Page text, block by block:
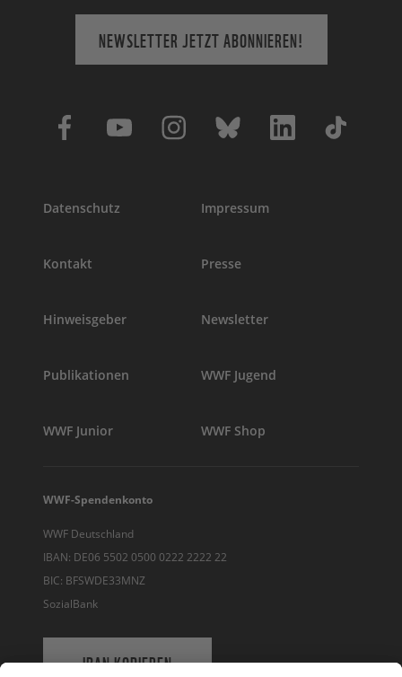
NEWSLETTER JETZT ABONNIEREN!
Datenschutz Impressum
Kontakt Presse
Hinweisgeber Newsletter
Publikationen WWF Jugend
WWF Junior WWF Shop
WWF-Spendenkonto
WWF Deutschland
IBAN: DE06 5502 0500 0222 2222 22
BIC: BFSWDE33MNZ
SozialBank
IBAN KOPIEREN